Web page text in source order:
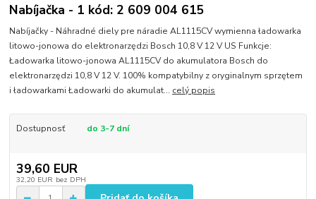
Nabíjačka - 1 kód: 2 609 004 615
Nabíjačky - Náhradné diely pre náradie AL1115CV wymienna ładowarka
litowo-jonowa do elektronarzędzi Bosch 10,8 V 12 V US Funkcje:
Ładowarka litowo-jonowa AL1115CV do akumulatora Bosch do
elektronarzędzi 10,8 V 12 V. 100% kompatybilny z oryginalnym sprzętem
i ładowarkami Ładowarki do akumulat... celý popis
Dostupnosť do 3-7 dní
39,60 EUR
32,20 EUR bez DPH